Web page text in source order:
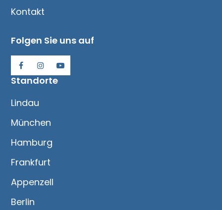
Kontakt
Folgen Sie uns auf
Standorte
Lindau
München
Hamburg
Frankfurt
Appenzell
Berlin